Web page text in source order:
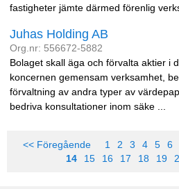
fastigheter jämte därmed förenlig
Juhas Holding AB
Org.nr: 556672-5882
Bolaget skall äga och förvalta aktier i
koncernen gemensam verksamhet,
förvaltning av andra typer av
bedriva konsultationer inom säke ...
<< Föregående 1 2 3 4 5 6
14
15 16 17 18 19